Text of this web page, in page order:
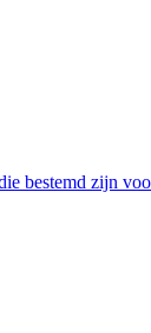
bestemd zijn